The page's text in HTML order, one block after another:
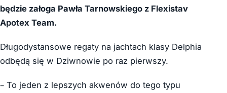
będzie załoga Pawła Tarnowskiego z Flexistav
Apotex Team.
Długodystansowe regaty na jachtach klasy Delphia
odbędą się w Dziwnowie po raz pierwszy.
– To jeden z lepszych akwenów do tego typu